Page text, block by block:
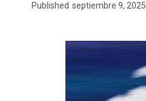
Published septiembre 9, 2025